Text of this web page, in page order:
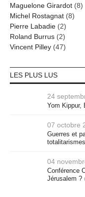
Maguelone Girardot (8)
Michel Rostagnat (8)
Pierre Labadie (2)
Roland Burrus (2)
Vincent Pilley (47)
LES PLUS LUS
24
Yom Kippur,
07 octobre
Guerres et
totalitarismes
04
Conférence
Jérusalem ?